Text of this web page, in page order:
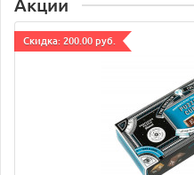
Cкидка: 200.00 руб.